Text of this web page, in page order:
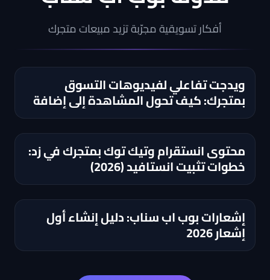
أفكار تسويقية مجرّبة تزيد مبيعات متجرك
ويدجت تفاعلي لفيديوهات التسوق
بمتجرك: كيف تحول المشاهدة إلى إضافة
للسلة؟
محتوى انستقرام وتيك توك بمتجرك في زد:
خطوات تثبيت انستافيد (2026)
إشعارات بوب اب سناب: دليل إنشاء أول
إشعار 2026